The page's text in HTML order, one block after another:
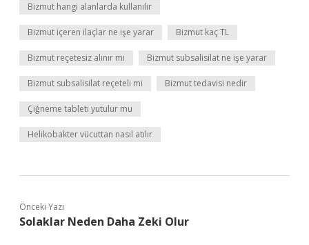
Bizmut hangi alanlarda kullanılır
Bizmut içeren ilaçlar ne işe yarar Bizmut kaç TL
Bizmut reçetesiz alınır mı Bizmut subsalisilat ne işe yarar
Bizmut subsalisilat reçeteli mi Bizmut tedavisi nedir
Çiğneme tableti yutulur mu
Helikobakter vücuttan nasıl atılır
Önceki Yazı
Solaklar Neden Daha Zeki Olur